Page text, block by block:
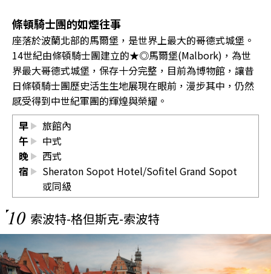
條頓騎士團的如煙往事
座落於波蘭北部的馬爾堡，是世界上最大的哥德式城堡。
14世紀由條頓騎士團建立的★◎馬爾堡(Malbork)，為世
界最大哥德式城堡，保存十分完整，目前為博物館，讓昔
日條頓騎士團歷史活生生地展現在眼前，漫步其中，仍然
感受得到中世紀軍團的輝煌與榮耀。
早
旅館內
午
中式
晚
西式
宿
Sheraton Sopot Hotel/Sofitel Grand Sopot
或同級
10 索波特-格但斯克-索波特